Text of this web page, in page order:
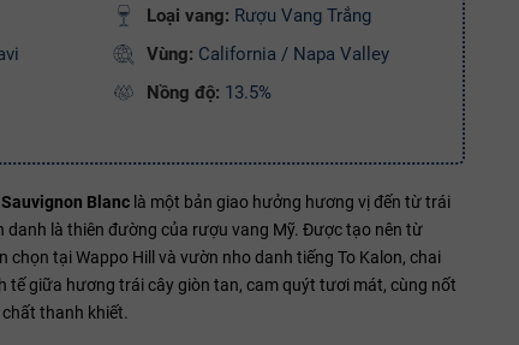
Loại vang: Rượu Vang Trắng
Vùng: California / Napa Valley
Nồng độ: 13.5%
Blanc là một bản giao hưởng hương vị đến từ trái
là thiên đường của rượu vang Mỹ. Được tạo nên từ
chọn tại Wappo Hill và vườn nho danh tiếng To Kalon, chai
tế giữa hương trái cây giòn tan, cam quýt tươi mát, cùng nốt
thanh khiết.